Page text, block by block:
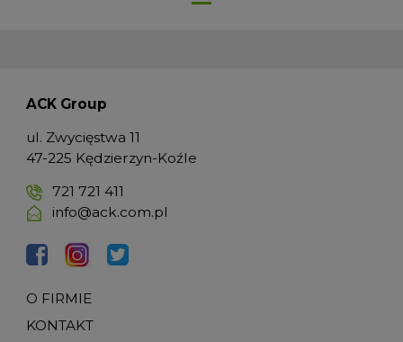
ACK Group
ul. Zwycięstwa 11
47-225 Kędzierzyn-Koźle
721 721 411
info@ack.com.pl
O FIRMIE
KONTAKT